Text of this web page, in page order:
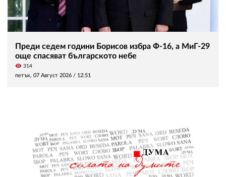
Преди седем години Борисов избра Ф-16, а МиГ-29
още спасяват българското небе
visibility 314
петък, 07 Август 2026 / 12:51